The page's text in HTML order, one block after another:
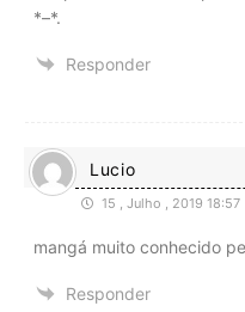
*–*.
Responder
Lucio
15 , Julho , 2019 18:57
mangá muito conhecido
Responder